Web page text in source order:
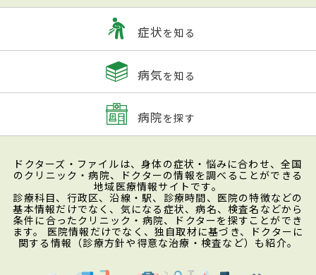
症状を知る
病気を知る
病院を探す
ドクターズ・ファイルは、身体の症状・悩みに合わせ、全国
のクリニック・病院、ドクターの情報を調べることができる
地域医療情報サイトです。
診療科目、行政区、沿線・駅、診療時間、医院の特徴などの
基本情報だけでなく、気になる症状、病名、検査名などから
条件に合ったクリニック・病院、ドクターを探すことができ
ます。 医院情報だけでなく、独自取材に基づき、ドクターに
関する情報（診療方針や得意な治療・検査など）も紹介。